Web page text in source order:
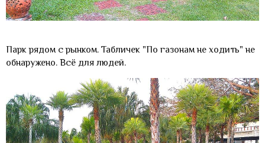
Парк рядом с рынком. Табличек "По газонам не ходить" не
обнаружено. Всё для людей.